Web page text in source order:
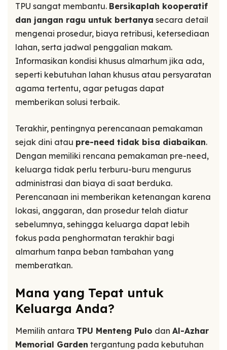
TPU sangat membantu. Bersikaplah kooperatif
dan jangan ragu untuk bertanya secara detail
mengenai prosedur, biaya retribusi, ketersediaan
lahan, serta jadwal penggalian makam.
Informasikan kondisi khusus almarhum jika ada,
seperti kebutuhan lahan khusus atau persyaratan
agama tertentu, agar petugas dapat
memberikan solusi terbaik.
Terakhir, pentingnya perencanaan pemakaman
sejak dini atau pre-need tidak bisa diabaikan.
Dengan memiliki rencana pemakaman pre-need,
keluarga tidak perlu terburu-buru mengurus
administrasi dan biaya di saat berduka.
Perencanaan ini memberikan ketenangan karena
lokasi, anggaran, dan prosedur telah diatur
sebelumnya, sehingga keluarga dapat lebih
fokus pada penghormatan terakhir bagi
almarhum tanpa beban tambahan yang
memberatkan.
Mana yang Tepat untuk
Keluarga Anda?
Memilih antara TPU Menteng Pulo dan Al-Azhar
Memorial Garden tergantung pada kebutuhan